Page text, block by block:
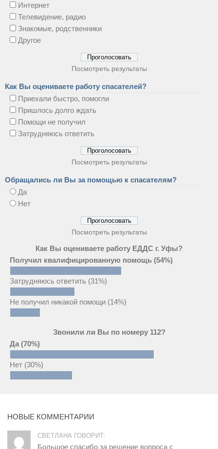
Интернет
Телевидение, радио
Знакомые, родственники
Другое
Посмотреть результаты
Как Вы оцениваете работу спасателей?
Приехали быстро, помогли
Пришлось долго ждать
Помощи не получил
Затрудняюсь ответить
Посмотреть результаты
Обращались ли Вы за помощью к спасателям?
Да
Нет
Посмотреть результаты
Как Вы оцениваете работу ЕДДС г. Уфы?
Получил квалифицированную помощь (54%)
Затрудняюсь ответить (31%)
Не получил никакой помощи (14%)
Звонили ли Вы по номеру 112?
Да (70%)
Нет (30%)
НОВЫЕ КОММЕНТАРИИ
СВЕТЛАНА ГОВОРИТ:
Большое спасибо за решение вопроса с